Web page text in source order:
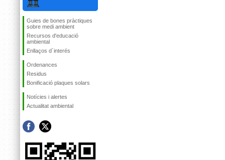
Guies de bones pràctiques
sobre medi ambient
Recursos d'educació
ambiental
Enllaços d´interés
Ordenances
Residus
Bonificació plaques solars
Notícies i alertes
Actualitat ambiental